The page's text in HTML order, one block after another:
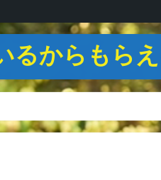
るからもら